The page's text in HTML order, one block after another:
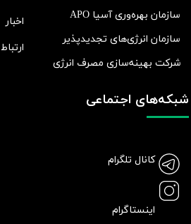
اخبار
سازمان بهره‌وری آسیا APO
سازمان انرژی‌های تجدیدپذیر
شرکت بهينه‌سازی مصرف انرژی
شبکه‌های اجتماعی
کانال تلگرام
اینستاگرام